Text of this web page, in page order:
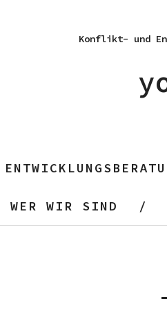
Konflikt- und
WER WIR SIND